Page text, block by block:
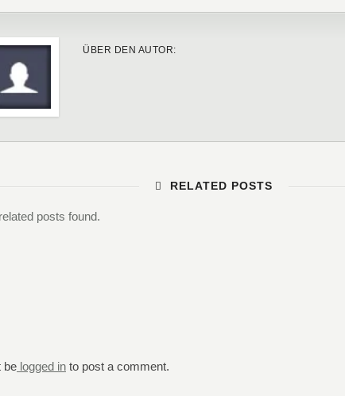
ÜBER DEN AUTOR:
RELATED POSTS
posts found.
be logged in to post a comment.